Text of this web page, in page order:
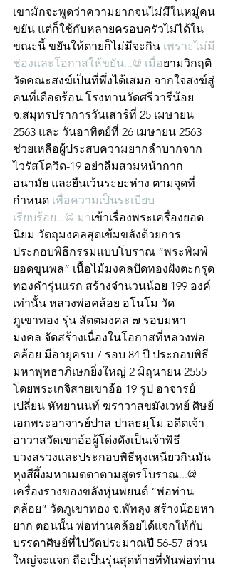
เขามักจะพูดว่าความยากจนไม่มีในหมู่คน
ขยัน แต่ก็ใช้กับหลายครอบครัวไม่ได้ใน
ขณะนี้ ขยันให้ตายก็ไม่มีจะกิน เพราะไม่มี
ช่องและโอกาสให้ขยัน...@ เมื่อยามวิกฤติ
วัดคณะสงฆ์เป็นที่พึ่งได้เสมอ จากใจสงฆ์สู่
คนที่เดือดร้อน โรงทานวัดศรีวารีน้อย
จ.สมุทร​ปราการวันเสาร์ที่ 25 เมษายน
2563​ และ​ วันอาทิตย์​ที่​ 26​ เมษายน​ 2563​
ช่วยเหลือผู้ประสบความยากลำบากจาก
ไวรัสโควิด-19 อย่าลืมสวมหน้ากาก
อนามัย และยืนเว้นระยะห่าง ตามจุดที่
กำหนด เพื่อความเป็นระเบียบ
เรียบร้อย...@ มาเข้าเรื่องพระเครื่องยอด
นิยม วัตถุมงคลสุดเข้มขลังด้วยการ
ประกอบพิธีกรรมแบบโบราณ “พระพิมพ์
ยอดขุนพล” เนื้อไม้มงคลปัดทองฝังตะกรุด
ทองคำรุ่นแรก สร้างจำนวนน้อย 199 องค์
เท่านั้น หลวงพ่อคล้อย อโนโม วัด
ภูเขาทอง รุ่น สัตตมงคล ๗ รอบมหา
มงคล จัดสร้างเนื่องในโอกาสที่หลวงพ่อ
คล้อย มีอายุครบ 7 รอบ 84 ปี ประกอบพิธี
มหาพุทธาภิเษกยิ่งใหญ่ 2 มิถุนายน 2555
โดยพระเกจิสายเขาอ้อ 19 รูป อาจารย์
เปลี่ยน หัทยานนท์ ฆราวาสขมังเวทย์ ศิษย์
เอกพระอาจารย์ปาล ปาลธมฺโม อดีตเจ้า
อาวาสวัดเขาอ้อผู้โด่งดังเป็นเจ้าพิธี
บวงสรวงและประกอบพิธีหุงเหนียวกินมัน
หุงสีผึ้งมหาเมตตาตามสูตรโบราณ...@
เครื่องรางของขลังหุ่นพยนต์ “พ่อท่าน
คล้อย” วัดภูเขาทอง จ.พัทลุง สร้างน้อยหา
ยาก ตอนนั้น พ่อท่านคล้อยได้เเจกให้กับ
บรรดาศิษย์ที่ไปวัดประมาณปี 56-57 ส่วน
ใหญ่จะเเจก ถือเป็นรุ่นสุดท้ายที่ทันพ่อท่าน